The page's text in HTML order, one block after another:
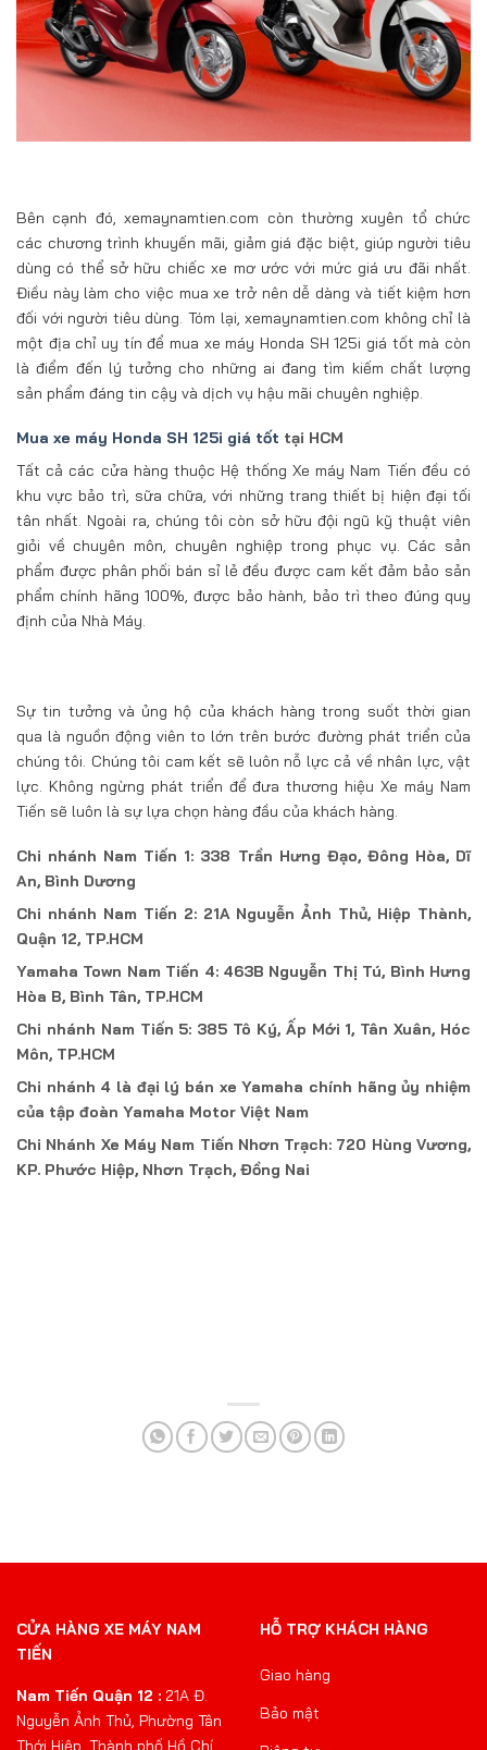
Bên cạnh đó, xemaynamtien.com còn thường xuyên tổ chức
các chương trình khuyến mãi, giảm giá đặc biệt, giúp người tiêu
dùng có thể sở hữu chiếc xe mơ ước với mức giá ưu đãi nhất.
Điều này làm cho việc mua xe trở nên dễ dàng và tiết kiệm hơn
đối với người tiêu dùng. Tóm lại, xemaynamtien.com không chỉ là
một địa chỉ uy tín để mua xe máy Honda SH 125i giá tốt mà còn
là điểm đến lý tưởng cho những ai đang tìm kiếm chất lượng
sản phẩm đáng tin cậy và dịch vụ hậu mãi chuyên nghiệp.
Mua xe máy Honda SH 125i giá tốt tại HCM
Tất cả các cửa hàng thuộc Hệ thống Xe máy Nam Tiến đều có
khu vực bảo trì, sữa chữa, với những trang thiết bị hiện đại tối
tân nhất. Ngoài ra, chúng tôi còn sở hữu đội ngũ kỹ thuật viên
giỏi về chuyên môn, chuyên nghiệp trong phục vụ. Các sản
phẩm được phân phối bán sỉ lẻ đều được cam kết đảm bảo sản
phẩm chính hãng 100%, được bảo hành, bảo trì theo đúng quy
định của Nhà Máy.
Sự tin tưởng và ủng hộ của khách hàng trong suốt thời gian
qua là nguồn động viên to lớn trên bước đường phát triển của
chúng tôi. Chúng tôi cam kết sẽ luôn nỗ lực cả về nhân lực, vật
lực. Không ngừng phát triển để đưa thương hiệu Xe máy Nam
Tiến sẽ luôn là sự lựa chọn hàng đầu của khách hàng.
Chi nhánh Nam Tiến 1: 338 Trần Hưng Đạo, Đông Hòa, Dĩ
An, Bình Dương
Chi nhánh Nam Tiến 2: 21A Nguyễn Ảnh Thủ, Hiệp Thành,
Quận 12, TP.HCM
Yamaha Town Nam Tiến 4: 463B Nguyễn Thị Tú, Bình Hưng
Hòa B, Bình Tân, TP.HCM
Chi nhánh Nam Tiến 5: 385 Tô Ký, Ấp Mới 1, Tân Xuân, Hóc
Môn, TP.HCM
Chi nhánh 4 là đại lý bán xe Yamaha chính hãng ủy nhiệm
của tập đoàn Yamaha Motor Việt Nam
Chi Nhánh Xe Máy Nam Tiến Nhơn Trạch: 720 Hùng Vương,
KP. Phước Hiệp, Nhơn Trạch, Đồng Nai
CỬA HÀNG XE MÁY NAM
TIẾN
Nam Tiến Quận 12 : 21A Đ.
Nguyễn Ảnh Thủ, Phường Tân
Thới Hiệp, Thành phố Hồ Chí
HỖ TRỢ KHÁCH HÀNG
Giao hàng
Bảo mật